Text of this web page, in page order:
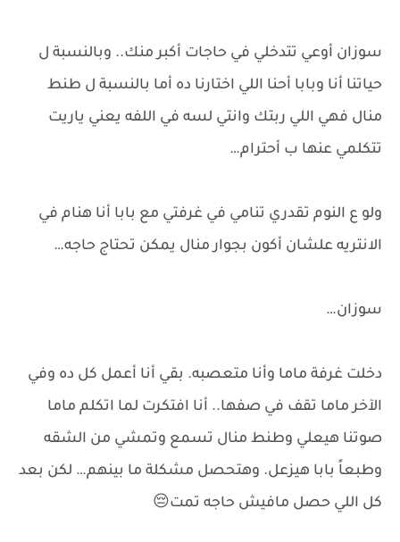
سوزان أوعي تتدخلي في حاجات أكبر منك.. وبالنسبة ل
حياتنا أنا وبابا أحنا اللي اختارنا ده أما بالنسبة ل طنط
منال فهي اللي ربتك وانتي لسه في اللفه يعني ياريت
تتكلمي عنها ب أحترام…
ولو ع النوم تقدري تنامي في غرفتي مع بابا أنا هنام في
الانتريه علشان أكون بجوار منال يمكن تحتاج حاجه…
سوزان…
دخلت غرفة ماما وأنا متعصبه. بقي أنا أعمل كل ده وفي
الآخر ماما تقف في صفها.. أنا افتكرت لما اتكلم ماما
صوتنا هيعلي وطنط منال تسمع وتمشي من الشقه
وطبعاً بابا هيزعل. وهتحصل مشكلة ما بينهم… لكن بعد
كل اللي حصل مافيش حاجه تمت😔